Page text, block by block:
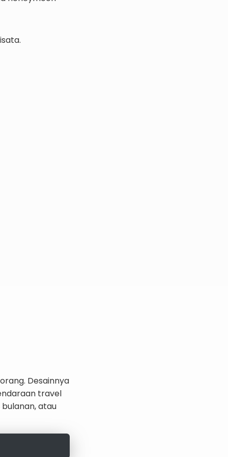
Desainnya
travel
atau